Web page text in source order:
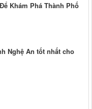
Khám Phá Thành Phố
Nghệ An tốt nhất cho